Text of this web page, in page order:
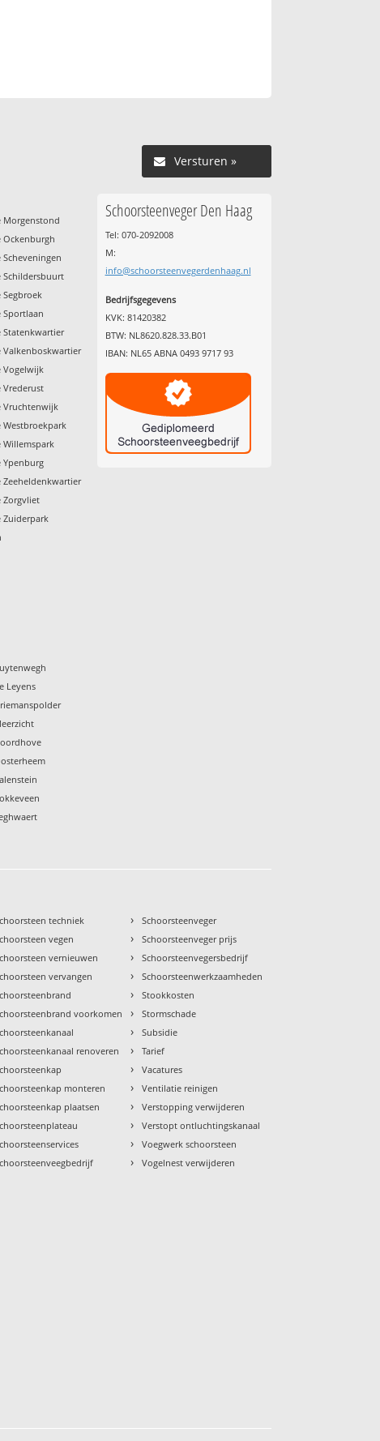
Versturen »
Morgenstond
Ockenburgh
Schildersbuurt
Segbroek
Sportlaan
Statenkwartier
Valkenboskwartier
Vogelwijk
Vrederust
Vruchtenwijk
Westbroekpark
Willemspark
Ypenburg
Zeeheldenkwartier
Zorgvliet
Zuiderpark
Leyens
Schoorsteenveger Den Haag
Tel: 070-2092008
M:
info@schoorsteenvegerdenhaag.nl
Bedrijfsgegevens
KVK: 81420382
BTW: NL8620.828.33.B01
IBAN: NL65 ABNA 0493 9717 93
techniek
vegen
vernieuwen
vervangen
voorkomen
renoveren
monteren
plaatsen
› Schoorsteenveger
› Schoorsteenveger prijs
› Schoorsteenvegersbedrijf
› Schoorsteenwerkzaamheden
› Stookkosten
› Stormschade
› Subsidie
› Tarief
› Vacatures
› Ventilatie reinigen
› Verstopping verwijderen
› Verstopt ontluchtingskanaal
› Voegwerk schoorsteen
› Vogelnest verwijderen